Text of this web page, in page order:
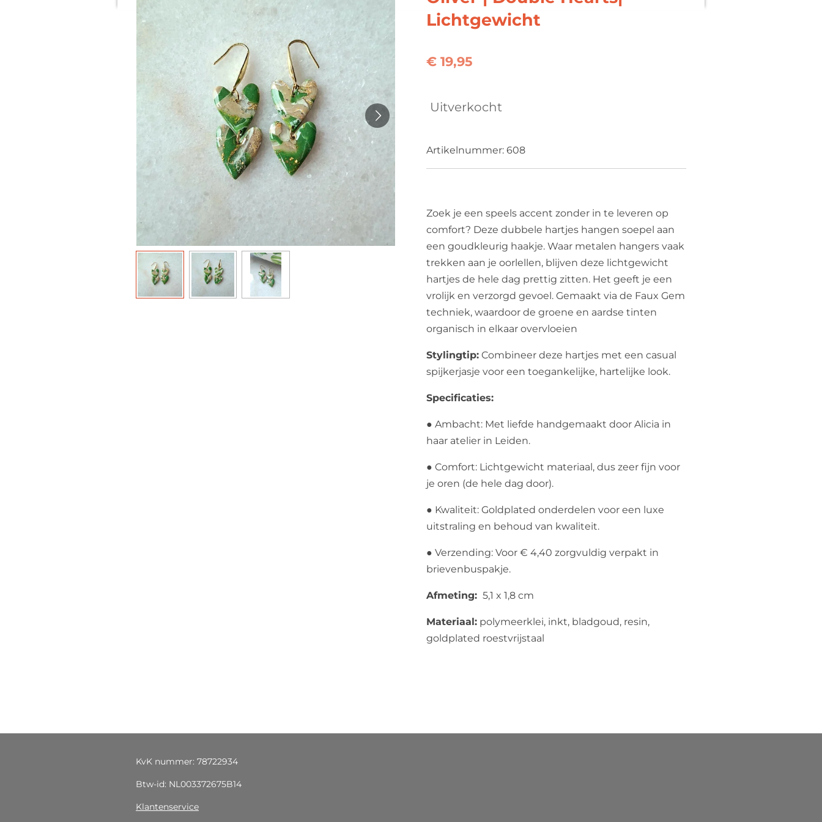
Lichtgewicht
€ 19,95
Uitverkocht
Artikelnummer: 608
Zoek je een speels accent zonder in te leveren op
comfort? Deze dubbele hartjes hangen soepel aan
een goudkleurig haakje. Waar metalen hangers vaak
trekken aan je oorlellen, blijven deze lichtgewicht
hartjes de hele dag prettig zitten. Het geeft je een
vrolijk en verzorgd gevoel. Gemaakt via de Faux Gem
techniek, waardoor de groene en aardse tinten
organisch in elkaar overvloeien
Stylingtip: Combineer deze hartjes met een casual
spijkerjasje voor een toegankelijke, hartelijke look.
Specificaties:
● Ambacht: Met liefde handgemaakt door Alicia in
haar atelier in Leiden.
● Comfort: Lichtgewicht materiaal, dus zeer fijn voor
je oren (de hele dag door).
● Kwaliteit: Goldplated onderdelen voor een luxe
uitstraling en behoud van kwaliteit.
● Verzending: Voor € 4,40 zorgvuldig verpakt in
brievenbuspakje.
Afmeting: 5,1 x 1,8 cm
Materiaal: polymeerklei, inkt, bladgoud, resin,
goldplated roestvrijstaal
KvK nummer: 78722934
Btw-id: NL003372675B14
Klantenservice